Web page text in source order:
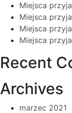
Miejsca
Miejsca
Miejsca
Miejsca
Recent
Archives
marzec 2021